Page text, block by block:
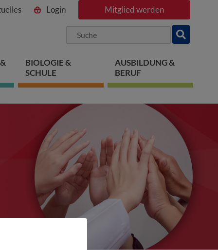
Login Mitglied werden
BIOLOGIE &
SCHULE
AUSBILDUNG &
BERUF